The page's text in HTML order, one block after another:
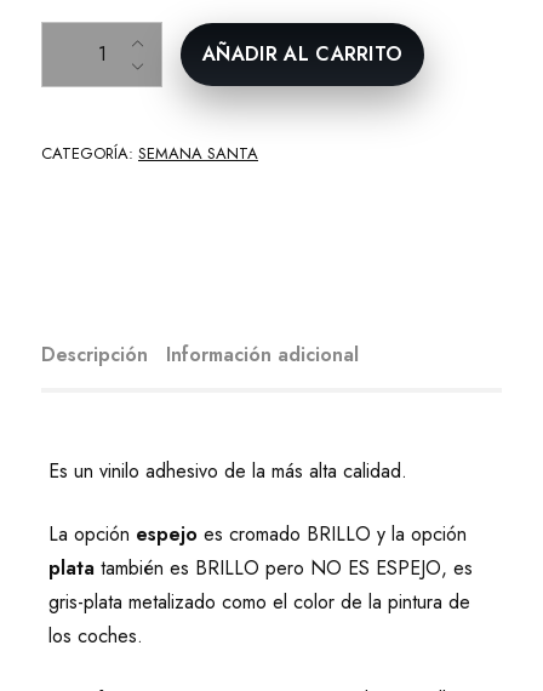
Escenas Semana Santa cantidad
AÑADIR AL CARRITO
CATEGORÍA: SEMANA SANTA
Descripción Información adicional
Es un vinilo adhesivo de la más alta calidad.
La opción espejo es cromado BRILLO y la opción
plata también es BRILLO pero NO ES ESPEJO, es
gris-plata metalizado como el color de la pintura de
los coches.